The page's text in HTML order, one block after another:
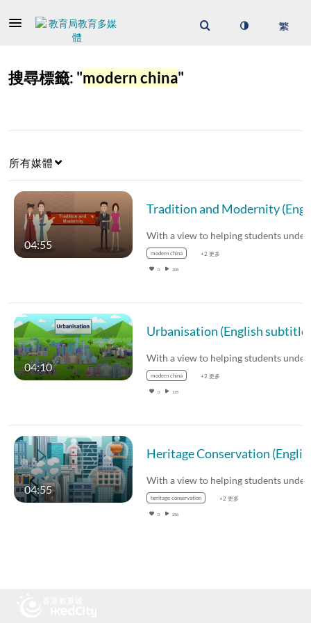
搜尋標籤: "modern china"
所有媒體
04:55
modern china +2 更多
0 208
04:10
modern china +2 更多
0 135
04:55
heritage conservation +2 更多
0 256